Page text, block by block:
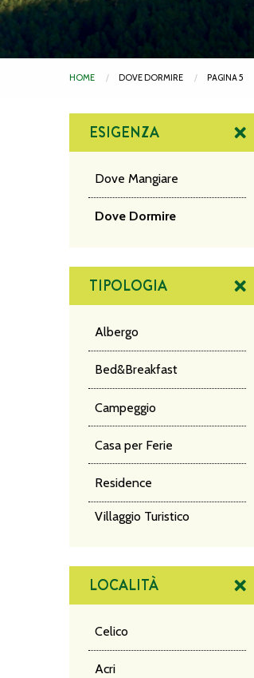
HOME DOVE DORMIRE PAGINA 5
ESIGENZA
Dove Mangiare
Dove Dormire
TIPOLOGIA
Albergo
Bed&Breakfast
Campeggio
Casa per Ferie
Residence
Villaggio Turistico
LOCALITÀ
Celico
Acri